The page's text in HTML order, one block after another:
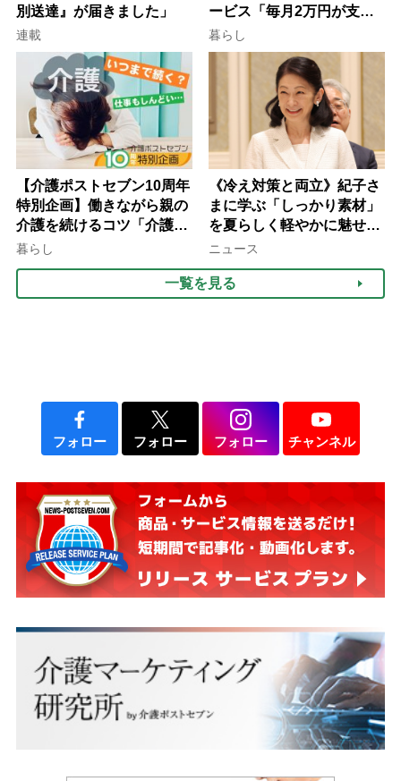
別送達』が届きました」
連載
ービス「毎月2万円が支給
される」ケースも【FP解
説】
暮らし
【介護ポストセブン10周年
特別企画】働きながら親の
介護を続けるコツ「介護は
10年以上続くことも…3つ
みよう」【社会福祉士解
説】
暮らし
《冷え対策と両立》紀子さ
まに学ぶ「しっかり素材」
を夏らしく軽やかに魅せる
3つの着こなし法則
ニュース
一覧を見る
フォロー フォロー フォロー チャンネル